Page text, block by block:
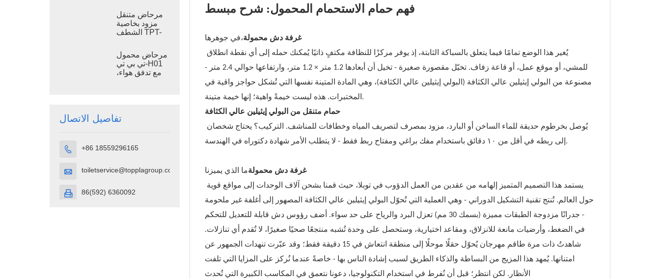
لتر، مرحاض
خارجي بلاستيكي
مرحاض متنقل
مزود بخاصية
الشطف TPT-
لدورات المياه
في مواقع البناء
مرحاض محمول
تي بي تي-H01
مع تدفق هواء،
عالي الكثافةتفاصيل الاتصال
 +86 18559296165
 toiletservice@topplagroup.com
 86(592) 6360092
فهم حمام الاستحمام المحمول: شرح مبسط
في جوهرها،غرفة دش محمولة
يُغير هذا الوضع تمامًا فيما يتعلق بالسباكة الثابتة، إذ يوفر مركزًا للنظافة مكتفٍ ذاتيًا يُمكنك حمله إلى أي نقطة انطلاق
للمشي، أو موقع عمل، أو قاعة زفاف. تخيّل مقصورة صغيرة - تخيل أن أبعادها 1.2 متر × 1.2 متر، وارتفاعها حوالي 2.4 متر -
مصنوعة من البولي إيثيلين عالي الكثافة (البولي إيثيلين عالي الكثافة)، وهي المادة المتينة نفسها التي تُشكل حواجز واقية في
المختبرات. هذه ليست خيمةً واهية؛ إنها خيمة متينة.
حمام متنقل من البولي إيثيلين عالي الكثافة
إلى ربطه في أقل من ١٠ دقائق باستخدام مفك براغي ومفتاح ربط فقط - لا يتطلب الأمر شهادة دكتوراه في الهندسة.
ما الذي يميزناغرفة دش محمولة
حول العالم. تُنتج تقنية التشكيل الدوراني - وهي العملية التي تُحوّل البولي إيثيلين عالي الكثافة المصهور إلى أغلفة غير ملحومة
- جدرانًا مزدوجة الطبقات مميزة (بسمك 30 مم) تعزل البرد والرياح على حد سواء. أضف رؤوس دش قابلة للتعديل للتحكم
في الضغط، وأرضيات مانعة للانزلاق، ومقاعد اختيارية، وستحصل على وحدة تُشبه منتجعًا صحيًا صغيرًا، لا تُقدم أي تنازلات.
شاهدتُ ذات مرة طاقم مهرجان يُحوّل حقلًا موحلًا إلى منطقة انتعاش في 15 دقيقة فقط؛ وقد عبّرت تنهدات الجمهور عن
امتنانها. يُمهد هذا المزيج من البساطة والذكاء الطريق لسبب إشادة الناس بها - خاصةً عندما نُركز على المزايا التي تلفت
الأنظار. لكن انتظر؛ قبل أن نُفرط في استخدام التكنولوجيا، دعونا نتعمق في المكاسب الكبيرة التي تُحدث